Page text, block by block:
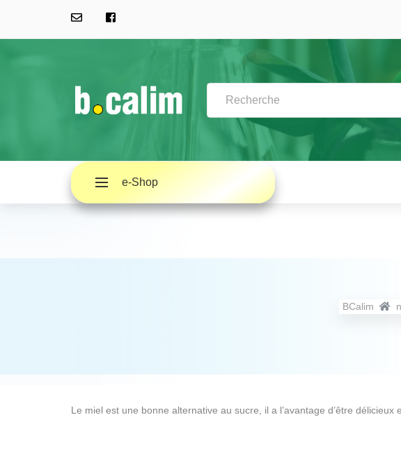
e-Shop
BCalim
Le miel est une bonne alternative au sucre, il a l’avantage d’être délicieux